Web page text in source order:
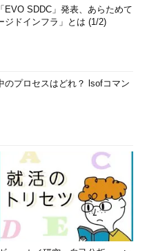
EVO SDDC」発表、あらためて
ジドインフラ」とは (1/2)
のプロセスはどれ？ lsofコマン